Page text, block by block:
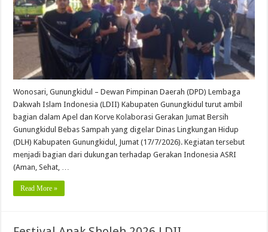
Wonosari, Gunungkidul – Dewan Pimpinan Daerah (DPD) Lembaga
Dakwah Islam Indonesia (LDII) Kabupaten Gunungkidul turut ambil
bagian dalam Apel dan Korve Kolaborasi Gerakan Jumat Bersih
Gunungkidul Bebas Sampah yang digelar Dinas Lingkungan Hidup
(DLH) Kabupaten Gunungkidul, Jumat (17/7/2026). Kegiatan tersebut
menjadi bagian dari dukungan terhadap Gerakan Indonesia ASRI
(Aman, Sehat, …
Read More »